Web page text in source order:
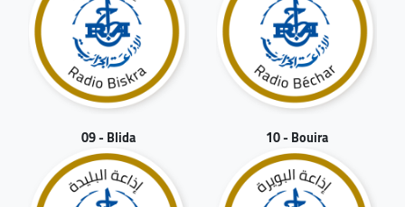
09 - Blida 10 - Bouira